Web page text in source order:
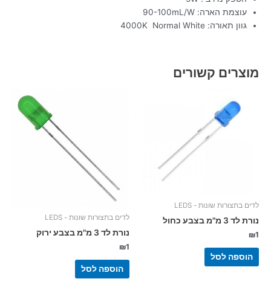
עוצמת הארה: 90-100mL/W
גוון תאורה: 4000K Normal White
מוצרים קשורים
לדים בתצורות שונות - LEDS
נורת לד 3 מ"מ בצבע כחול
₪1
הוספה לסל
לדים בתצורות שונות - LEDS
נורת לד 3 מ"מ בצבע ירוק
₪1
הוספה לסל